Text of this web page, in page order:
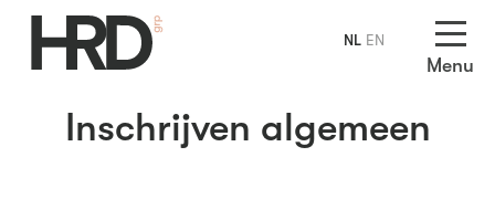
Menu
Inschrijven algemeen
NL EN